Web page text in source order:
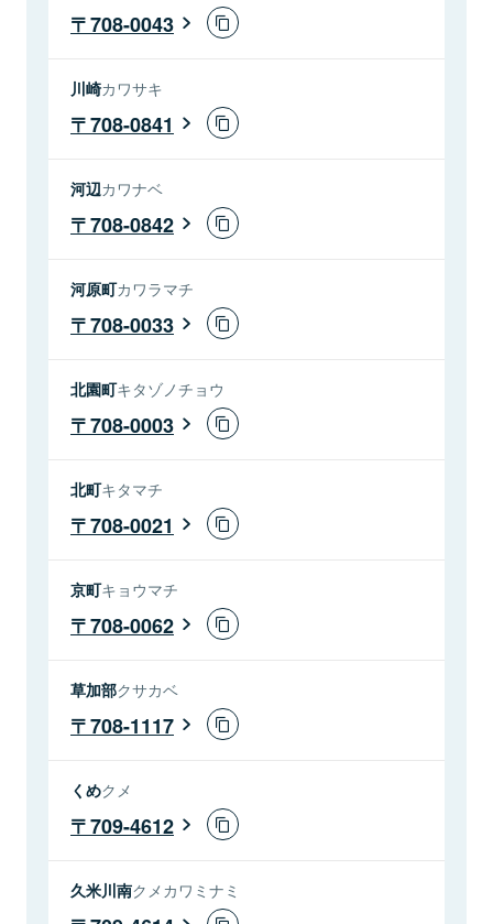
708-0043
川崎カワサキ
708-0841
河辺カワナベ
708-0842
河原町カワラマチ
708-0033
北園町キタゾノチョウ
708-0003
北町キタマチ
708-0021
京町キョウマチ
708-0062
草加部クサカベ
708-1117
くめクメ
709-4612
久米川南クメカワミナミ